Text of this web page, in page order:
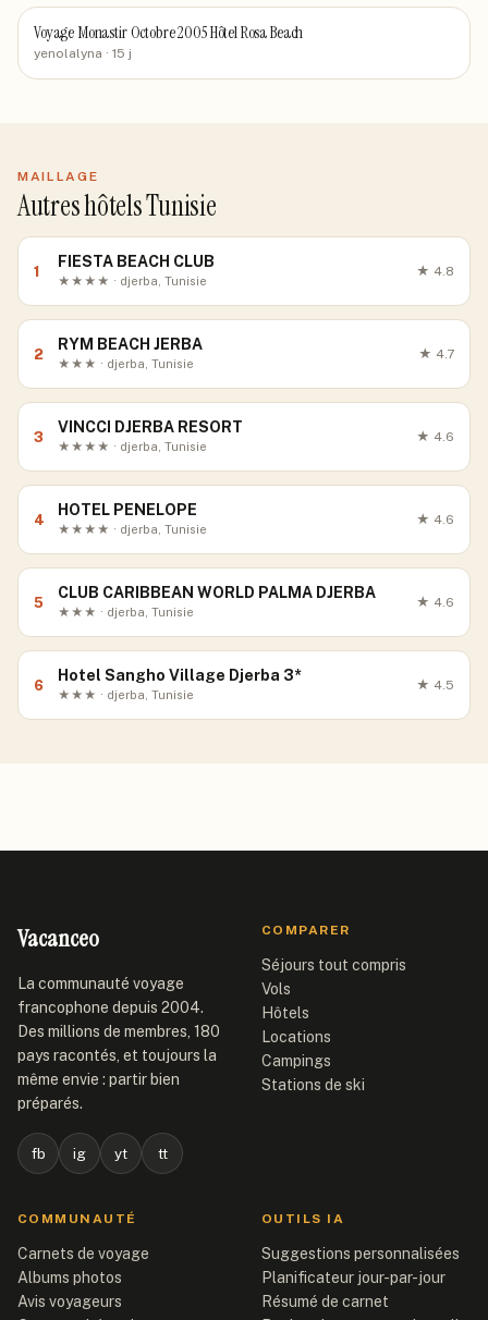
Voyage Monastir Octobre 2005 Hôtel Rosa Beach
yenolalyna · 15 j
MAILLAGE
Autres hôtels Tunisie
1
FIESTA BEACH CLUB
★★★★ · djerba, Tunisie
★ 4.8
2
RYM BEACH JERBA
★★★ · djerba, Tunisie
★ 4.7
3
VINCCI DJERBA RESORT
★★★★ · djerba, Tunisie
★ 4.6
4
HOTEL PENELOPE
★★★★ · djerba, Tunisie
★ 4.6
5
CLUB CARIBBEAN WORLD PALMA DJERBA
★★★ · djerba, Tunisie
★ 4.6
6
Hotel Sangho Village Djerba 3*
★★★ · djerba, Tunisie
★ 4.5
Vacanceo
La communauté voyage
francophone depuis 2004.
Des millions de membres, 180
pays racontés, et toujours la
même envie : partir bien
préparés.
fb ig yt tt
COMPARER
Séjours tout compris
Vols
Hôtels
Locations
Campings
Stations de ski
COMMUNAUTÉ
Carnets de voyage
Albums photos
Avis voyageurs
OUTILS IA
Suggestions personnalisées
Planificateur jour-par-jour
Résumé de carnet